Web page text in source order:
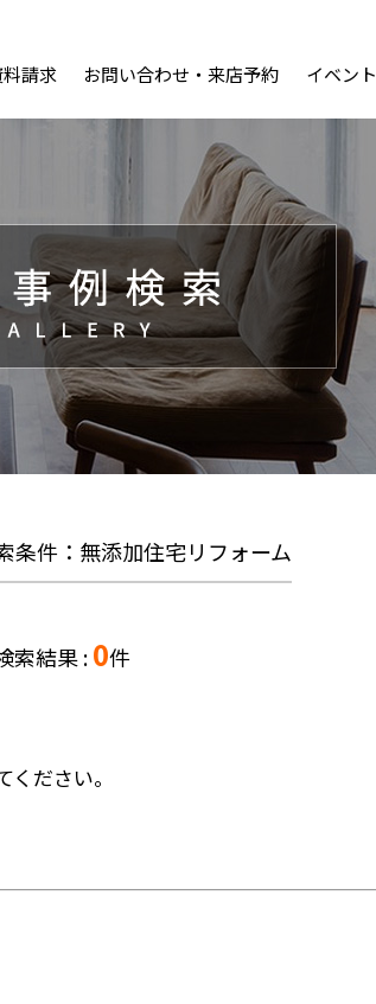
請求 お問い合わせ・来店予約 イベント
条件： 無添加住宅リフォーム
索結果 :0件
ださい。